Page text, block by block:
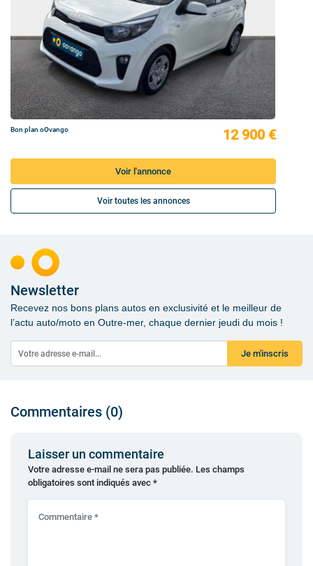
Bon plan oOvango 12 900 €
Voir l'annonce
Voir toutes les annonces
Newsletter
Recevez nos bons plans autos en exclusivité et le meilleur de
l’actu auto/moto en Outre-mer, chaque dernier jeudi du mois !
Je m'inscris
Commentaires (0)
Laisser un commentaire
Votre adresse e-mail ne sera pas publiée. Les champs
obligatoires sont indiqués avec *